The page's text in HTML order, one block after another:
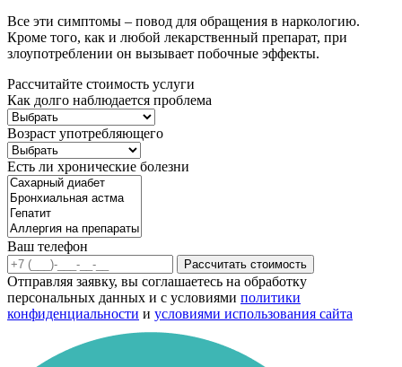
Все эти симптомы – повод для обращения в наркологию.
Кроме того, как и любой лекарственный препарат, при
злоупотреблении он вызывает побочные эффекты.
Рассчитайте стоимость услуги
Как долго наблюдается проблема
Возраст употребляющего
Есть ли хронические болезни
Ваш телефон
Рассчитать стоимость
Отправляя заявку, вы соглашаетесь на обработку
персональных данных и с условиями политики
конфиденциальности и условиями использования сайта